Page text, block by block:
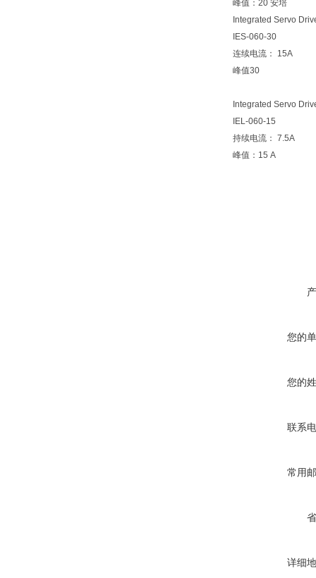
峰值：20 安培
Integrated Servo
IES-060-30
连续电流： 15A
峰值30
Integrated Servo
IEL-060-15
持续电流： 7.5A
峰值：15 A
您的
您的
联系
常用
详细